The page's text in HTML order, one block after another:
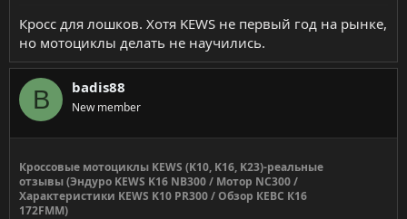
Кросс для лошков. Хотя KEWS не первый год на рынке,
но мотоциклы делать не научились.
B badis88
New member
Кроссовые мотоциклы KEWS (K10, K16, K23)-реальные
отзывы (Эндуро KEWS K16 NB300 / Мотор NC300 /
Характеристики KEWS K10 PR300 / Обзор КЕВС К16
172FMM)